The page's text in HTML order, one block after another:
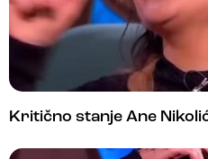
Kritično stanje Ane